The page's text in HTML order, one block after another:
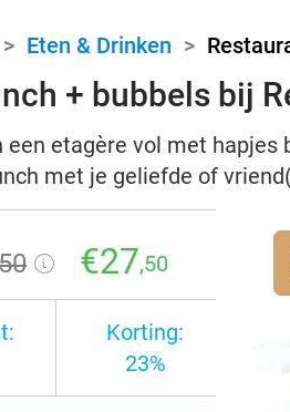
> Eten & Drinken >
+ bubbels bij
een etagère vol met
met je geliefde of
€27,50
Korting:
23%